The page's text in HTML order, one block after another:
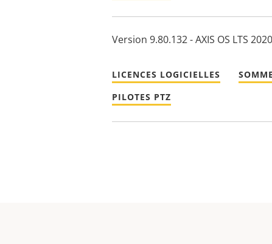
Version 9.80.132 - AXIS OS LTS 2020
LICENCES LOGICIELLES
PILOTES PTZ